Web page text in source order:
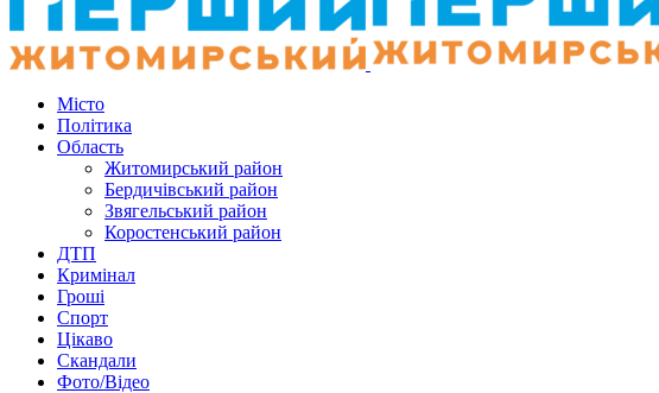
Місто
Політика
Область
Житомирський район
Бердичівський район
Звягельський район
Коростенський район
ДТП
Кримінал
Гроші
Спорт
Цікаво
Скандали
Фото/Відео